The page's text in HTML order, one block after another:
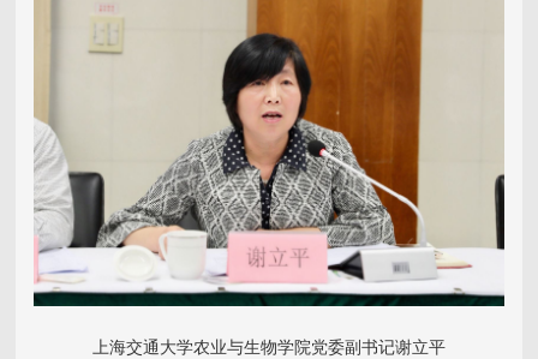
上海交通大学农业与生物学院党委副书记谢立平